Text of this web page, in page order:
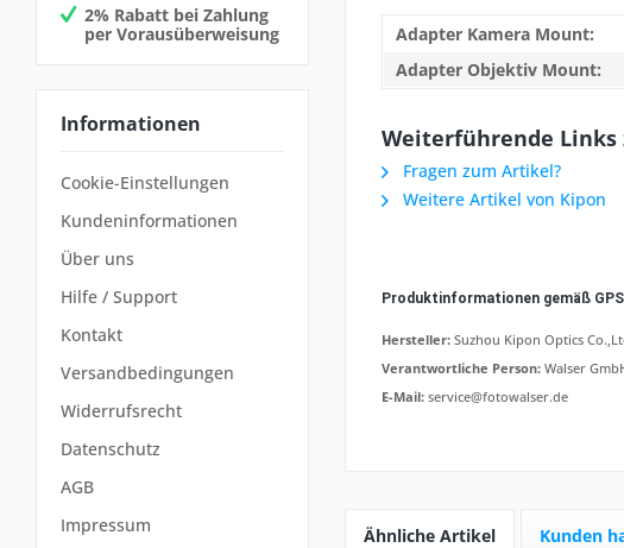
2% Rabatt bei Zahlung
per Vorausüberweisung
Informationen
Cookie-Einstellungen
Kundeninformationen
Über uns
Hilfe / Support
Kontakt
Versandbedingungen
Widerrufsrecht
Datenschutz
AGB
Impressum
Adapter Kamera Mount:
Adapter Objektiv Mount:
Weiterführende Links
Fragen zum Artikel?
Weitere Artikel von Kipon
Produktinformationen gemäß
Hersteller: Suzhou Kipon Optics
Verantwortliche Person: Walser
E-Mail: service@fotowalser.de
Ähnliche Artikel Kunden